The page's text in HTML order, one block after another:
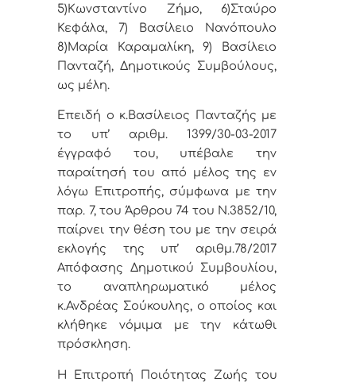
5)Κωνσταντίνο Ζήμο, 6)Σταύρο
Κεφάλα, 7) Βασίλειο Νανόπουλο
8)Μαρία Καραμαλίκη, 9) Βασίλειο
Πανταζή, Δημοτικούς Συμβούλους,
ως μέλη.
Επειδή ο κ.Βασίλειος Πανταζής με
το υπ’ αριθμ. 1399/30-03-2017
έγγραφό του, υπέβαλε την
παραίτησή του από μέλος της εν
λόγω Επιτροπής, σύμφωνα με την
παρ. 7, του Άρθρου 74 του Ν.3852/10,
παίρνει την θέση του με την σειρά
εκλογής της υπ’ αριθμ.78/2017
Απόφασης Δημοτικού Συμβουλίου,
το αναπληρωματικό μέλος
κ.Ανδρέας Σούκουλης, ο οποίος και
κλήθηκε νόμιμα με την κάτωθι
πρόσκληση.
Η Επιτροπή Ποιότητας Ζωής του